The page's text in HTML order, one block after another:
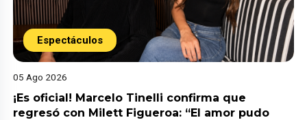
Espectáculos
05 Ago 2026
¡Es oficial! Marcelo Tinelli confirma que
regresó con Milett Figueroa: “El amor pudo